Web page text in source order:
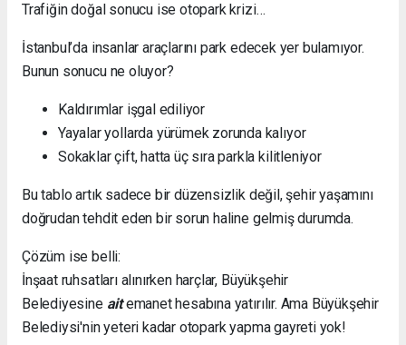
Trafiğin doğal sonucu ise otopark krizi…
İstanbul’da insanlar araçlarını park edecek yer bulamıyor.
Bunun sonucu ne oluyor?
Kaldırımlar işgal ediliyor
Yayalar yollarda yürümek zorunda kalıyor
Sokaklar çift, hatta üç sıra parkla kilitleniyor
Bu tablo artık sadece bir düzensizlik değil, şehir yaşamını
doğrudan tehdit eden bir sorun haline gelmiş durumda.
Çözüm ise belli:
İnşaat ruhsatları alınırken harçlar, Büyükşehir
Belediyesine aitemanet hesabına yatırılır. Ama Büyükşehir
Belediysi'nin yeteri kadar otopark yapma gayreti yok!